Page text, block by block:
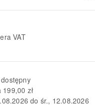
VAT
199,00 zł
do śr., 12.08.2026